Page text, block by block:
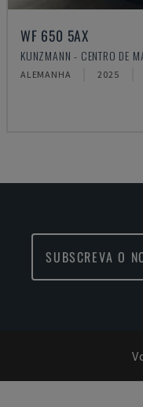
WF 650 5AX
KUNZMANN - CENTRO DE
ALEMANHA 2025
SUBSCREVA O